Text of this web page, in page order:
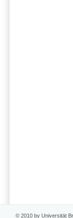
© 2010 by Universität